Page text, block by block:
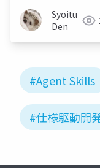
Syoitu
Den
#Agent Skills
#仕様駆動開